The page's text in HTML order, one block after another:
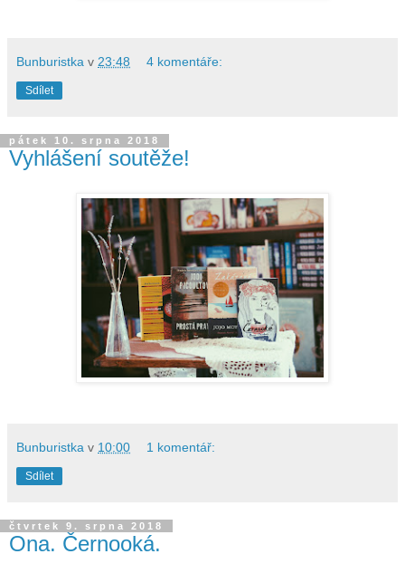
Bunburistka v 23:48 4 komentáře:
Sdílet
pátek 10. srpna 2018
Vyhlášení soutěže!
Bunburistka v 10:00 1 komentář:
Sdílet
čtvrtek 9. srpna 2018
Ona. Černooká.